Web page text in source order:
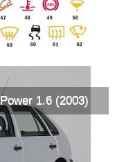
1.6 (2003)